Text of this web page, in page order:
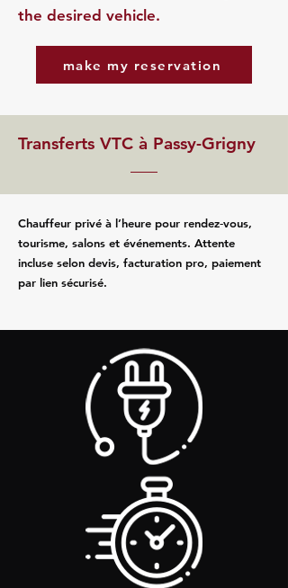
the desired vehicle.
make my reservation
Transferts VTC à Passy-Grigny
Chauffeur privé à l’heure pour rendez‑vous,
tourisme, salons et événements. Attente
incluse selon devis, facturation pro, paiement
par lien sécurisé.